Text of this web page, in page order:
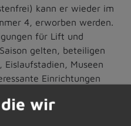
kann er wieder im
4, erworben werden.
für Lift und
gelten, beteiligen
Eislaufstadien, Museen
Einrichtungen
einen
wir